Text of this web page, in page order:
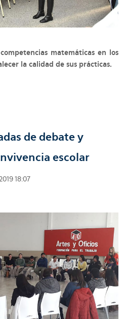
matemáticas en los
la calidad de sus prácticas.
de debate y
escolar
18:07